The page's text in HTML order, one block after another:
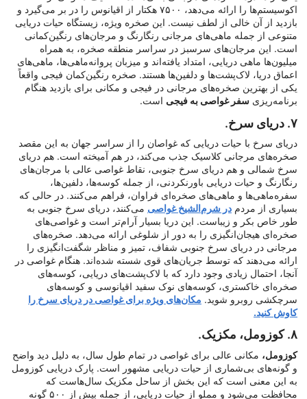
اکوسیستم‌ها را ارائه می‌دهد، ۷۵۰۰ هکتار از اقیانوس را در بر می‌گیرد و
بازدید از آن خالی از لطف نیست. این صخره ویژه، زیستگاه حیات دریایی
متنوعی از جمله ماهی‌های مرجانی رنگارنگ و مرجان‌های رنگین‌کمانی
است. این مرجان‌های سرسبز در سراسر منطقه صخره، به همراه
میلیون‌ها ماهی دریایی، امتداد یافته‌اند و میزبان پروانه‌ماهی‌ها، ماهی‌های
اعماق دریا، لاک‌پشت‌ها و دلفین‌ها هستند. صخره رنگین‌کمان فیجی واقعاً
یکی از بهترین صخره‌های مرجانی در فیجی و مکانی برای بازدید هنگام
برنامه‌ریزی سفر غواصی به فیجی است.
۷. دریای سرخ.
دریای سرخ با حیات دریایی که غواصان را از سراسر جهان به این مقصد
صخره‌های مرجانی کلاسیک جذب می‌کند، در هم آمیخته است. هم دریای
سرخ شمالی و هم دریای سرخ جنوبی، نقاط غواصی عالی با مرجان‌های
رنگارنگ و حیات دریایی باورنکردنی، از جمله کوسه‌ها، دلفین‌ها،
سفره‌ماهی‌ها و ماهی‌های صخره‌ای فراوان، فراهم می‌کنند. در حالی که
بسیاری از مردم در شرم‌الشیخ غواصی می‌کنند، دریای سرخ جنوبی به
طور خاص بکر و زیباست. این دریا بسیار آرام‌تر است و غواصی‌های
صخره‌ای هیجان‌انگیزی را به دور از شلوغی ارائه می‌دهد. صخره‌های
مرجانی در دریای سرخ جنوبی شفاف، تمیز و مناظر شگفت‌انگیزی را
ارائه می‌دهند که توسط جریان‌های قوی شسته شده‌اند. هنگام غواصی در
آنجا، احتمال زیادی وجود دارد که با لاک‌پشت‌های دریایی، کوسه‌های
صخره‌ای خاکستری، کوسه‌های نوک سفید اقیانوسی و کوسه‌های
سرچکشی روبرو شوید. مکان‌های ویژه برای غواصی در دریای سرخ را
کاوش کنید.
۸. کوزومل، مکزیک.
کوزومل، مکانی عالی برای غواصی در تمام طول سال، به دلیل دید واضح
و گونه‌های بی‌شماری از حیات دریایی مشهور است. پارک دریایی کوزومل
به این معنی است که این بخش از ساحل مکزیک سال‌هاست که
محافظت می‌شود و مملو از حیات دریایی، از جمله بیش از ۵۰۰ گونه